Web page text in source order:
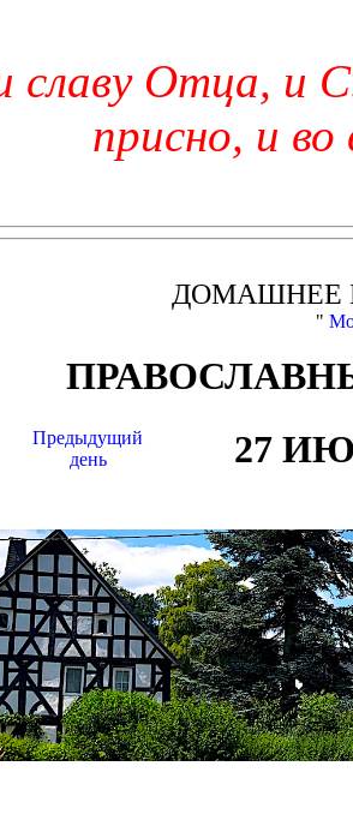
славу Отца, и
присно, и во
ДОМАШНЕЕ
"
Предыдущий
день
27